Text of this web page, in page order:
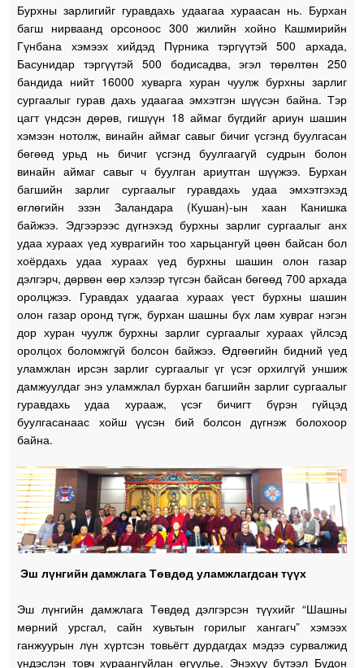
Бурхны зарлигийг гуравдахь удаагаа хураасан нь. Бурхан
багш нирваанд орсоноос 300 жилийн хойно Кашмирийн
Гүнбана хэмээх хийдэд Пүрника тэргүүтэй 500 архада,
Басунидар тэргүүтэй 500 бодисадва, эгэл төрөлтөн 250
бандида нийт 16000 хуварга хуран чуулж бурхны зарлиг
сургаалыг гурав дахь удаагаа эмхэтгэн шүүсэн байна. Тэр
цагт үндсэн дөрөв, гишүүн 18 аймаг бүгдийг ариун шашин
хэмээн нотолж, винайн аймаг савыг бичиг үсгэнд буулгасан
бөгөөд урьд нь бичиг үсгэнд буулгаагүй судрын болон
винайн аймаг савыг ч буулган ариутган шүүжээ. Бурхан
багшийн зарлиг сургаалыг гуравдахь удаа эмхэтгэхэд
өглөгийн эзэн Заландара (Кушан)-ын хаан Канишка
байжээ. Эдгээрээс дүгнэхэд бурхны зарлиг сургаалыг анх
удаа хураах үед хуврагийн тоо харьцангуй цөөн байсан бол
хоёрдахь удаа хураах үед бурхны шашин олон газар
дэлгэрч, дөрвөн өөр хэлээр түгсэн байсан бөгөөд 700 архада
оролцжээ. Гуравдах удаагаа хураах үест бурхны шашин
олон газар оронд түгж, бурхан шашны бүх лам хувраг нэгэн
дор хуран чуулж бурхны зарлиг сургаалыг хураах үйлсэд
оролцох боломжгүй болсон байжээ. Өдгөөгийн бидний үед
уламжлан ирсэн зарлиг сургаалыг үг үсэг орхилгүй уншиж
дамжуулдаг энэ уламжлал бурхан багшийн зарлиг сургаалыг
гуравдахь удаа хурааж, үсэг бичигт бүрэн гүйцэд
буулгасанаас хойш үүсэн бий болсон дүгнэж болохоор
байна.
Эш лүнгийн дамжлага Төвдөд уламжлагдсан түүх
Эш лүнгийн дамжлага Төвдөд дэлгэрсэн түүхийг “Шашны
мөрний урсгал, сайн хувьтын горилыг хангагч” хэмээх
ганжуурын лүн хүртсэн товьёгт дурдагдах мэдээ сурвалжид
үндэслэн товч хураангуйлан өгүүлье. Энэхүү бүтээл Бүдон